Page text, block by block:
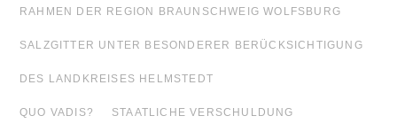
RAHMEN DER REGION BRAUNSCHWEIG WOLFSBURG
SALZGITTER UNTER BESONDERER BERÜCKSICHTIGUNG
DES LANDKREISES HELMSTEDT
QUO VADIS? STAATLICHE VERSCHULDUNG